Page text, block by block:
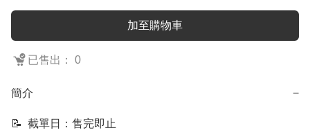
加至購物車
已售出： 0
簡介 −
📝  截單日：售完即止